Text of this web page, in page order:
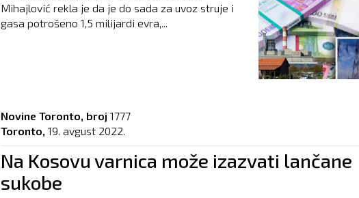
Mihajlović rekla je da je do sada za uvoz struje i
gasa potrošeno 1,5 milijardi evra,...
Novine Toronto, broj 1777
Toronto, 19. avgust 2022.
Na Kosovu varnica može izazvati lančane
sukobe